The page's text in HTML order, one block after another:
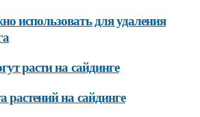
использовать для удаления
расти на сайдинге
растений на сайдинге